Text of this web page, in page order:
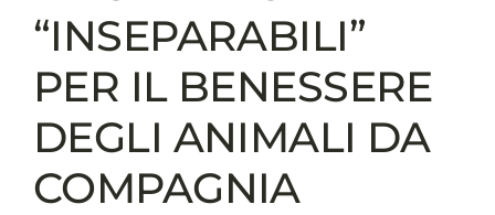
“INSEPARABILI”
PER IL BENESSERE
DEGLI ANIMALI DA
COMPAGNIA